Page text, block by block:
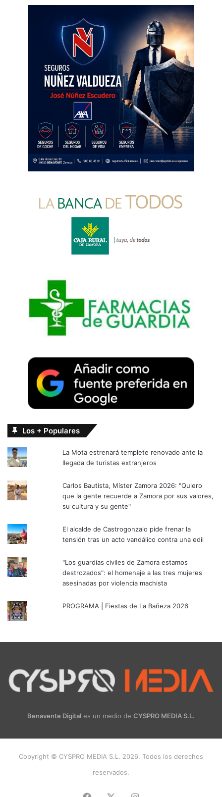
Los + Populares
La Mota estrenará templete renovado ante la
llegada de turistas extranjeros
Carlos Bautista, Míster Zamora 2026: "Quiero
que la gente recuerde a Zamora por sus valores,
su cultura y su gente"
El alcalde de Castrogonzalo pide frenar la
tensión tras un acto vandálico contra una edil
"Los guardias civiles de Zamora estamos
destrozados": el homenaje a las tres mujeres
asesinadas por violencia machista
PROGRAMA | Fiestas de La Bañeza 2026
Benavente Digital es un medio de CYSPRO MEDIA S.L.
Copyright © CYSPRO MEDIA S.L. 2026. Todos los derechos
reservados.